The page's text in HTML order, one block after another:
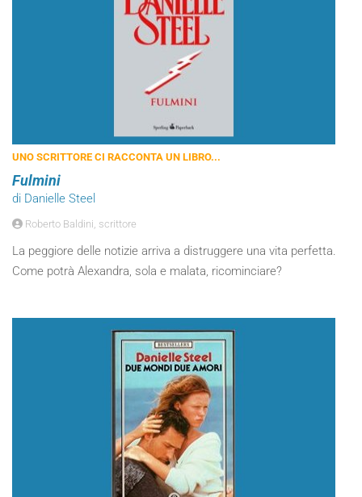
UNO SCRITTORE CI RACCONTA UN LIBRO...
Fulmini
di Danielle Steel
Roberto Baldini, scrittore
La peggiore delle notizie arriva a distruggere una vita perfetta.
Come potrà Alexandra, sola e malata, ricominciare?